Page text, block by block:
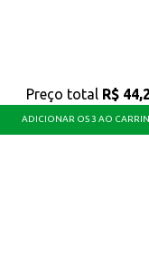
Preço total R$
ADICIONAR OS 3 AO